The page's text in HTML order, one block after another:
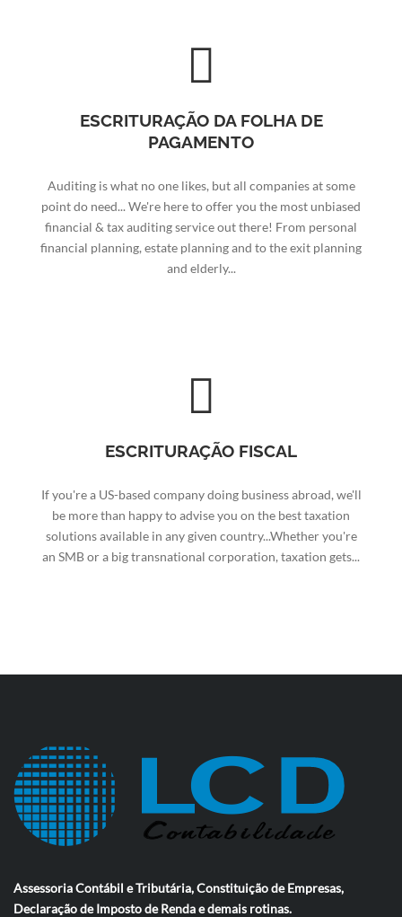
ESCRITURAÇÃO DA FOLHA DE
PAGAMENTO
Auditing is what no one likes, but all companies at some
point do need... We're here to offer you the most unbiased
financial & tax auditing service out there! From personal
financial planning, estate planning and to the exit planning
and elderly...
ESCRITURAÇÃO FISCAL
If you're a US-based company doing business abroad, we'll
be more than happy to advise you on the best taxation
solutions available in any given country...Whether you're
an SMB or a big transnational corporation, taxation gets...
Assessoria Contábil e Tributária, Constituição de Empresas,
Declaração de Imposto de Renda e demais rotinas.